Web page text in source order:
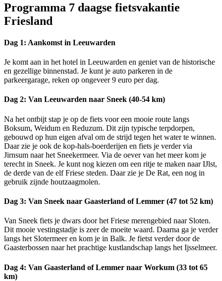
Programma 7 daagse fietsvakantie
Friesland
Dag 1: Aankomst in Leeuwarden
Je komt aan in het hotel in Leeuwarden en geniet van de historische
en gezellige binnenstad. Je kunt je auto parkeren in de
parkeergarage, reken op ongeveer 9 euro per dag.
Dag 2: Van Leeuwarden naar Sneek (40-54 km)
Na het ontbijt stap je op de fiets voor een mooie route langs
Boksum, Weidum en Reduzum. Dit zijn typische terpdorpen,
gebouwd op hun eigen afval om de strijd tegen het water te winnen.
Daar zie je ook de kop-hals-boerderijen en fiets je verder via
Jirnsum naar het Sneekermeer. Via de oever van het meer kom je
terecht in Sneek. Je kunt nog kiezen om een ritje te maken naar IJlst,
de derde van de elf Friese steden. Daar zie je De Rat, een nog in
gebruik zijnde houtzaagmolen.
Dag 3: Van Sneek naar Gaasterland of Lemmer (47 tot 52 km)
Van Sneek fiets je dwars door het Friese merengebied naar Sloten.
Dit mooie vestingstadje is zeer de moeite waard. Daarna ga je verder
langs het Slotermeer en kom je in Balk. Je fietst verder door de
Gaasterbossen naar het prachtige kustlandschap langs het Ijsselmeer.
Dag 4: Van Gaasterland of Lemmer naar Workum (33 tot 65
km)